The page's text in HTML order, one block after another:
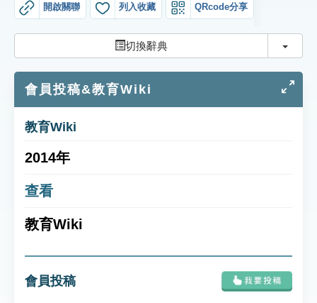
知識索引
單字索引
遊戲專區
教學應用
開啟關聯 列入收藏 QRcode分享
切換辭典 切換
會員投稿&教育Wiki
教育Wiki
2014年
查看
教育Wiki
會員投稿